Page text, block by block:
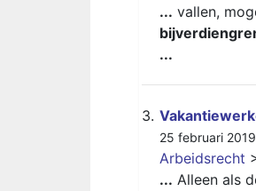
... vallen,
...
3.
25 februari
Arbeidsrecht
... Alleen als